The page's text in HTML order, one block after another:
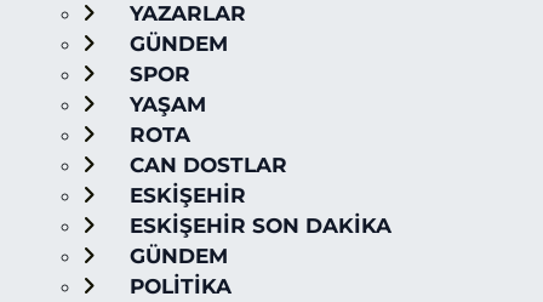
YAZARLAR
GÜNDEM
SPOR
YAŞAM
ROTA
CAN DOSTLAR
ESKİŞEHİR
ESKİŞEHİR SON DAKİKA
GÜNDEM
POLİTİKA